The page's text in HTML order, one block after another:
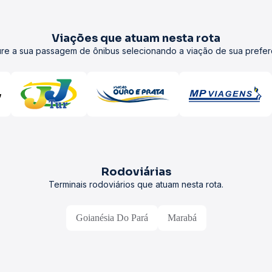
Viações que atuam nesta rota
a sua passagem de ônibus selecionando a viação de sua
Rodoviárias
Terminais rodoviários que atuam nesta rota.
Goianésia Do Pará Marabá